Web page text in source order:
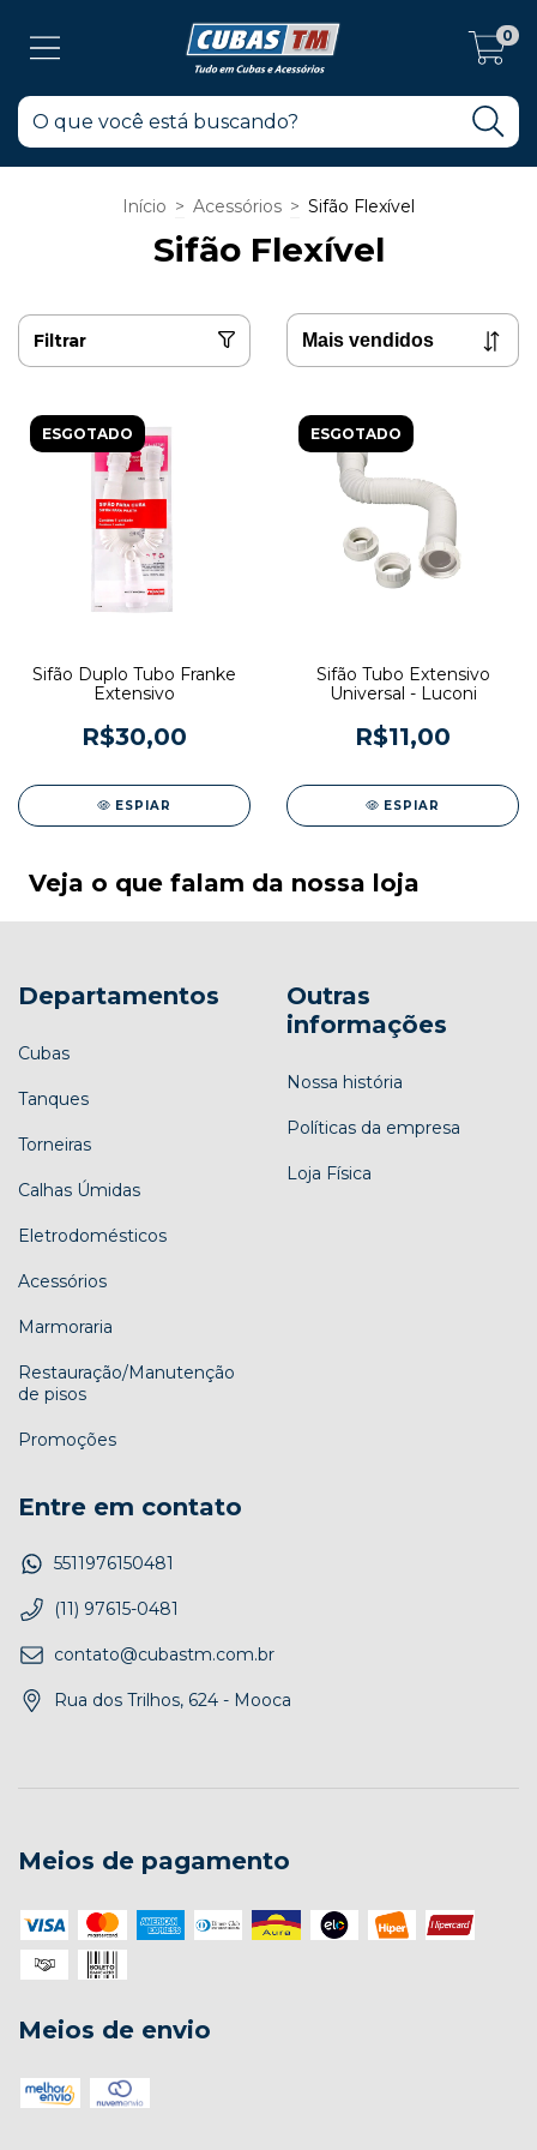
0
Início > Acessórios > Sifão Flexível
Sifão Flexível
Filtrar
ESGOTADO
Sifão Duplo Tubo Franke
Extensivo
R$30,00
ESPIAR
ESGOTADO
Sifão Tubo Extensivo
Universal - Luconi
R$11,00
ESPIAR
Veja o que falam da nossa loja
Departamentos
Cubas
Tanques
Torneiras
Calhas Úmidas
Eletrodomésticos
Acessórios
Marmoraria
Restauração/Manutenção
de pisos
Promoções
Outras
informações
Nossa história
Políticas da empresa
Loja Física
Entre em contato
5511976150481
(11) 97615-0481
contato@cubastm.com.br
Rua dos Trilhos, 624 - Mooca
Meios de pagamento
Meios de envio